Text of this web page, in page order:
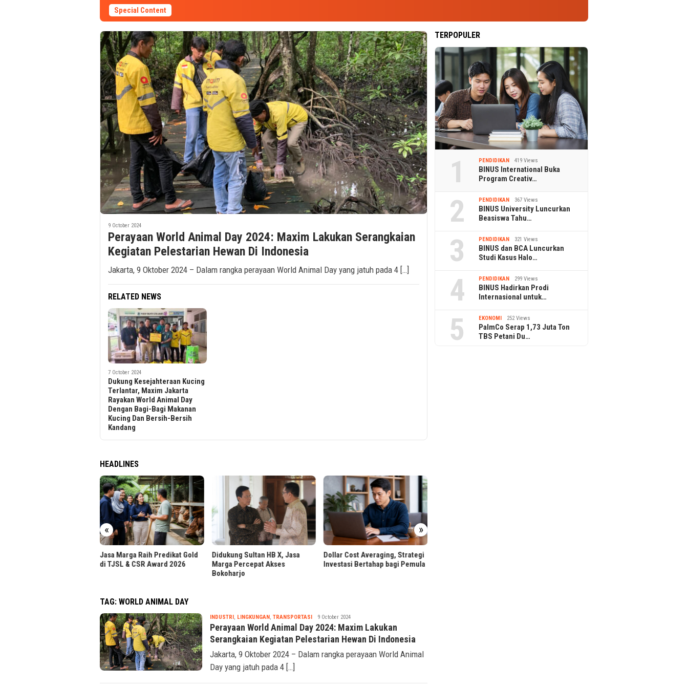
Special Content
9 October 2024
Perayaan World Animal Day 2024: Maxim Lakukan Serangkaian
Kegiatan Pelestarian Hewan Di Indonesia
Jakarta, 9 Oktober 2024 – Dalam rangka perayaan World Animal Day yang jatuh pada 4 […]
RELATED NEWS
7 October 2024
Dukung Kesejahteraan Kucing
Terlantar, Maxim Jakarta
Rayakan World Animal Day
Dengan Bagi-Bagi Makanan
Kucing Dan Bersih-Bersih
Kandang
HEADLINES
« »
Jasa Marga Raih Predikat Gold
di TJSL & CSR Award 2026
Didukung Sultan HB X, Jasa
Marga Percepat Akses
Bokoharjo
Dollar Cost Averaging, Strategi
Investasi Bertahap bagi Pemula
TAG: WORLD ANIMAL DAY
INDUSTRI, LINGKUNGAN, TRANSPORTASITsaqif
Ridwan
9 October 2024
Perayaan World Animal Day 2024: Maxim Lakukan
Serangkaian Kegiatan Pelestarian Hewan Di Indonesia
Jakarta, 9 Oktober 2024 – Dalam rangka perayaan World Animal
Day yang jatuh pada 4 […]
TERPOPULER
1 PENDIDIKAN 419 Views
BINUS International Buka
Program Creativ…
2 PENDIDIKAN 367 Views
BINUS University Luncurkan
Beasiswa Tahu…
3 PENDIDIKAN 321 Views
BINUS dan BCA Luncurkan
Studi Kasus Halo…
4 PENDIDIKAN 299 Views
BINUS Hadirkan Prodi
Internasional untuk…
5 EKONOMI 252 Views
PalmCo Serap 1,73 Juta Ton
TBS Petani Du…